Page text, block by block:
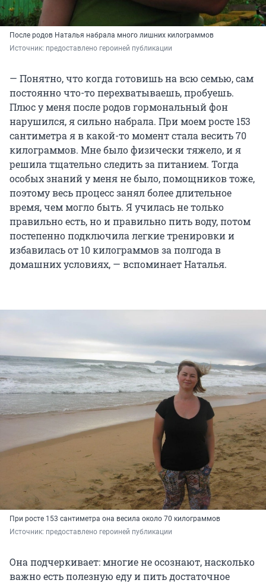
После родов Наталья набрала много лишних килограммов
Источник: предоставлено героиней публикации
— Понятно, что когда готовишь на всю семью, сам
постоянно что-то перехватываешь, пробуешь.
Плюс у меня после родов гормональный фон
нарушился, я сильно набрала. При моем росте 153
сантиметра я в какой-то момент стала весить 70
килограммов. Мне было физически тяжело, и я
решила тщательно следить за питанием. Тогда
особых знаний у меня не было, помощников тоже,
поэтому весь процесс занял более длительное
время, чем могло быть. Я училась не только
правильно есть, но и правильно пить воду, потом
постепенно подключила легкие тренировки и
избавилась от 10 килограммов за полгода в
домашних условиях, — вспоминает Наталья.
При росте 153 сантиметра она весила около 70 килограммов
Источник: предоставлено героиней публикации
Она подчеркивает: многие не осознают, насколько
важно есть полезную еду и пить достаточное